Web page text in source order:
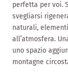
perfetta per voi.
svegliarsi
naturali,
all’atmosfera.
uno spazio
montagne